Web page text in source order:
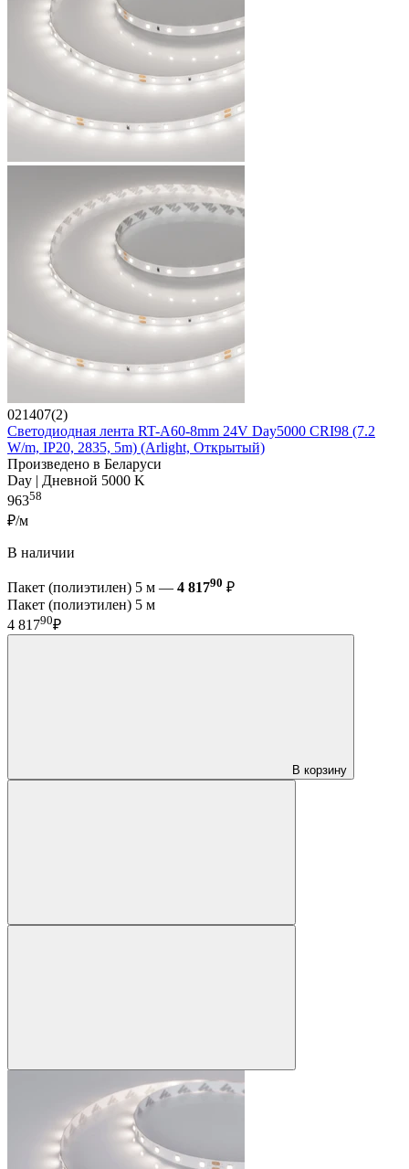
021407(2)
Светодиодная лента RT-A60-8mm 24V Day5000 CRI98 (7.2
W/m, IP20, 2835, 5m) (Arlight, Открытый)
Произведено в Беларуси
Day | Дневной 5000 K
96358
₽/м
В наличии
Пакет (полиэтилен) 5 м — 4 81790 ₽
Пакет (полиэтилен) 5 м
4 81790₽
В корзину